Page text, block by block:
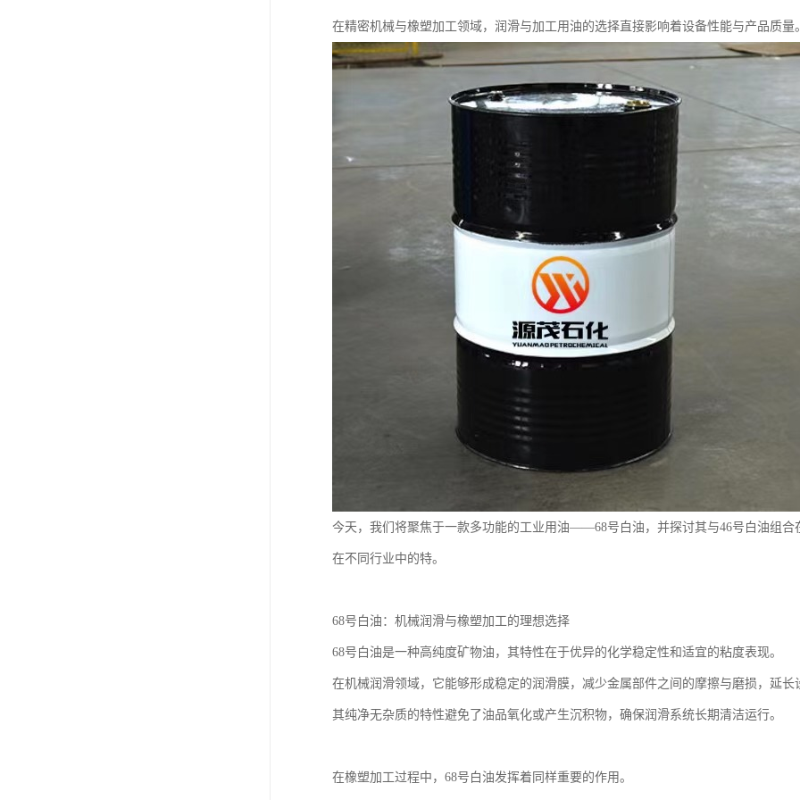
在精密机械与橡塑加工领域，润滑与加工用油的选择直接影响着设备性能与产品质量
今天，我们将聚焦于一款多功能的工业用油——68号白油，并探讨其与46号白油组
在不同行业中的特。
68号白油：机械润滑与橡塑加工的理想选择
68号白油是一种高纯度矿物油，其特性在于优异的化学稳定性和适宜的粘度表现。
在机械润滑领域，它能够形成稳定的润滑膜，减少金属部件之间的摩擦与磨损，延长
其纯净无杂质的特性避免了油品氧化或产生沉积物，确保润滑系统长期清洁运行。
在橡塑加工过程中，68号白油发挥着同样重要的作用。